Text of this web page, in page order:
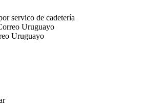
servico de cadetería
Uruguayo
Uruguayo